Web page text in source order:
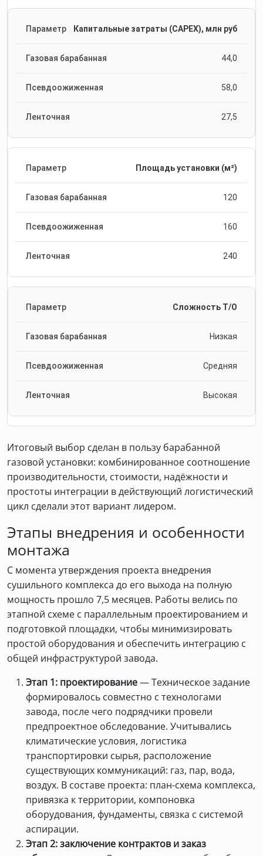
Капитальные затраты (CAPEX), млн руб
44,0
58,0
27,5
Площадь установки (м²)
120
160
240
Сложность Т/О
Низкая
Средняя
Высокая
Итоговый выбор сделан в пользу барабанной
газовой установки: комбинированное соотношение
производительности, стоимости, надёжности и
простоты интеграции в действующий логистический
цикл сделали этот вариант лидером.
Этапы внедрения и особенности
монтажа
С момента утверждения проекта внедрения
сушильного комплекса до его выхода на полную
мощность прошло 7,5 месяцев. Работы велись по
этапной схеме с параллельным проектированием и
подготовкой площадки, чтобы минимизировать
простой оборудования и обеспечить интеграцию с
общей инфраструктурой завода.
Этап 1: проектирование— Техническое задание
формировалось совместно с технологами
завода, после чего подрядчики провели
предпроектное обследование. Учитывались
климатические условия, логистика
транспортировки сырья, расположение
существующих коммуникаций: газ, пар, вода,
воздух. В составе проекта: план-схема комплекса,
привязка к территории, компоновка
оборудования, фундаменты, связка с системой
аспирации.
Этап 2: заключение контрактов и заказ